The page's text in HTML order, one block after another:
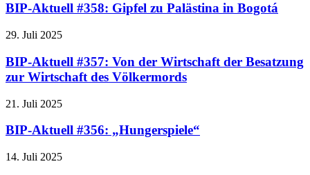
BIP-Aktuell #358: Gipfel zu Palästina in Bogotá
29. Juli 2025
BIP-Aktuell #357: Von der Wirtschaft der Besatzung
zur Wirtschaft des Völkermords
21. Juli 2025
BIP-Aktuell #356: „Hungerspiele“
14. Juli 2025